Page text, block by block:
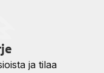
ja tilaa